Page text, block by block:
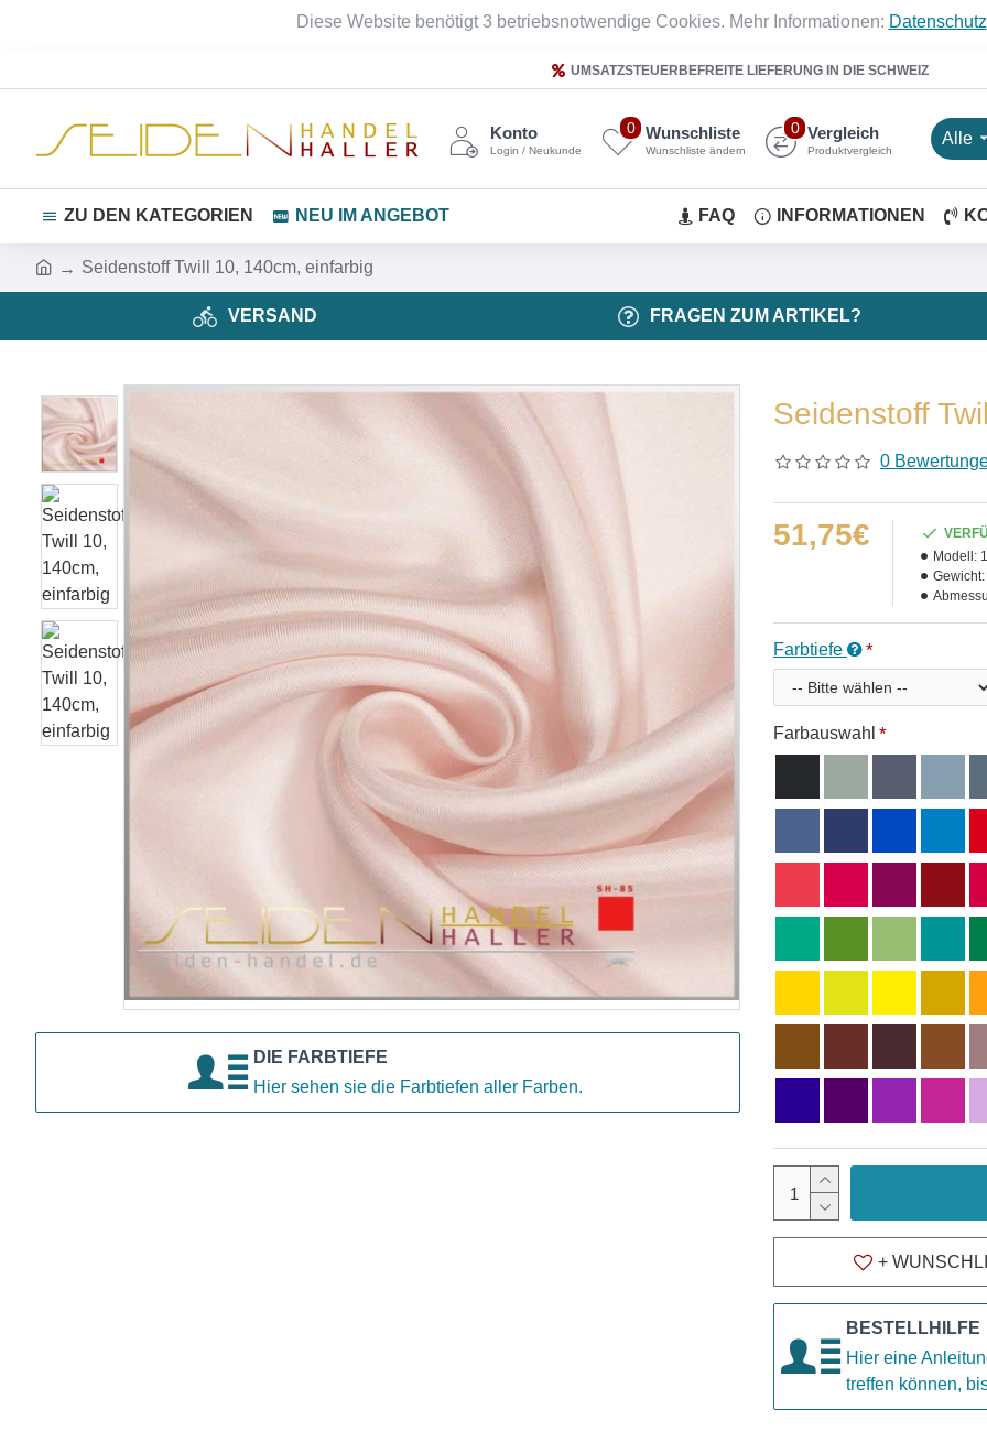
Diese Website benötigt 3 betriebsnotwendige Cookies. Mehr Informationen: Datenschutz
UMSATZSTEUERBEFREITE LIEFERUNG IN DIE SCHWEIZ
Alle
Konto
Login / Neukunde
Wunschliste
Wunschliste ändern
0 Vergleich
Produktvergleich
0
ZU DEN KATEGORIEN NEU IM ANGEBOT FAQ INFORMATIONEN
Seidenstoff Twill 10, 140cm, einfarbig
VERSAND FRAGEN ZUM ARTIKEL?
DIE FARBTIEFE
Hier sehen sie die Farbtiefen aller Farben.
Seidenstoff
0
51,75€
Modell:
Gewicht:
Farbtiefe
Farbauswahl
+
BESTELLHILFE
Hier eine
treffen können,